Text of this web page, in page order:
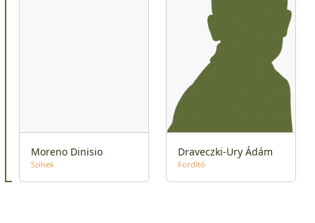
Moreno Dinisio
Színek
Draveczki-Ury Ádám
Fordító